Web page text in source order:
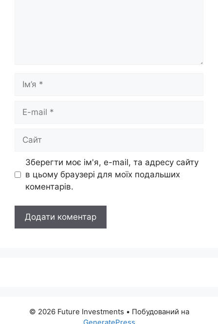
Ім’я
Сайт
Зберегти моє ім'я, e-mail, та адресу сайту
в цьому браузері для моїх подальших
коментарів.
© 2026 Future Investments • Побудований на